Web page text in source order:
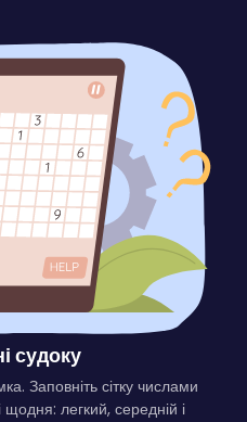
судоку
Заповніть сітку числами
щодня: легкий, середній і